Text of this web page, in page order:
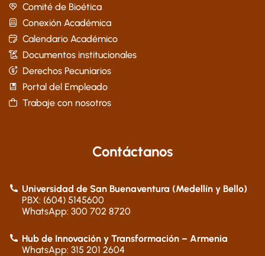
Comité de Bioética
Conexión Académica
Calendario Académico
Documentos institucionales
Derechos Pecuniarios
Portal del Empleado
Trabaje con nosotros
Contáctanos
Universidad de San Buenaventura (Medellín y Bello)
PBX: (604) 5145600
WhatsApp: 300 702 8720
Hub de Innovación y Transformación – Armenia
WhatsApp: 315 201 2604